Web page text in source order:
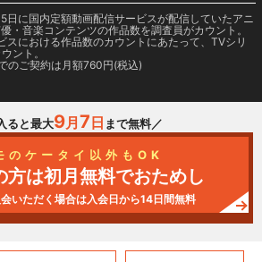
日に国内定額動画配信サービスが配信していたアニ
・音楽コンテンツの作品数を調査員がカウント。
スにおける作品数のカウントにあたって、TVシリ
ント。
のご契約は月額760円(税込)
ると最大9月 7 日 まで無料／
のケータイ以外もOK
方は初月無料でおためし
いただく場合は入会日から14日間無料